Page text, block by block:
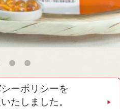
ーポリシーを
たしました。